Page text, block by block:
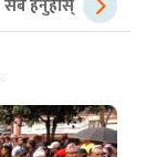
सबै हेर्नुहोस्